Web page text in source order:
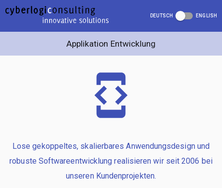
DEUTSCH ENGLISH
Applikation Entwicklung
Lose gekoppeltes, skalierbares Anwendungsdesign und
robuste Softwareentwicklung realisieren wir seit 2006 bei
unseren Kundenprojekten.